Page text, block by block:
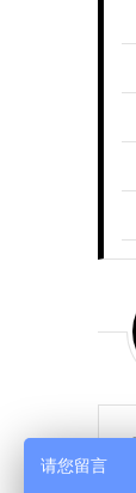
请您留言